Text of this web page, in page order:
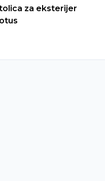
za eksterijer